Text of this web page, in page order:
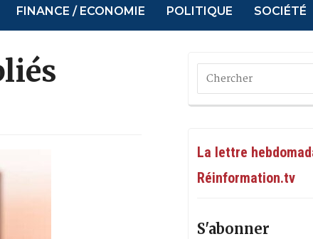
FINANCE / ECONOMIE POLITIQUE SOCIÉTÉ
La lettre
Réinformation.tv
S'abonner